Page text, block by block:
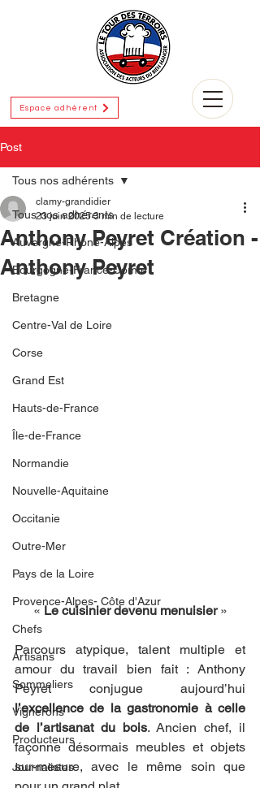
Espace adhérent
Post
Tous nos adhérents
Auvergne-Rhône-Alpes
Bourgogne-France-Comté
Bretagne
Centre-Val de Loire
Corse
Grand Est
Hauts-de-France
Île-de-France
Normandie
Nouvelle-Aquitaine
Occitanie
Outre-Mer
Pays de la Loire
Provence-Alpes- Côte d'Azur
Chefs
Artisans
Sommeliers
Vignerons
Producteurs
Journalistes
Tous nos adhérents
Anthony Peyret Création -
Anthony Peyret
clamy-grandidier
23 juin 2025 3 min de lecture
« Le cuisinier devenu menuisier »
Parcours atypique, talent multiple et
amour du travail bien fait : Anthony
l’excellence de la gastronomie à celle
de l’artisanat du bois. Ancien chef, il
façonne désormais meubles et objets
sur-mesure, avec le même soin que